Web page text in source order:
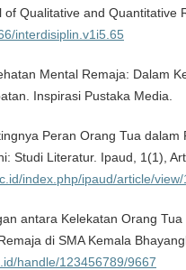
of Qualitative and Quantitative
interdisiplin.v1i5.65
Mental Remaja: Dalam
Inspirasi Pustaka Media.
Peran Orang Tua dalam
Studi Literatur. Ipaud, 1(1),
index.php/ipaud/article/view/
antara Kelekatan Orang
di SMA Kemala
handle/123456789/9667